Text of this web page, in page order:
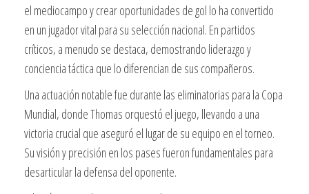
el mediocampo y crear oportunidades de gol lo ha convertido
en un jugador vital para su selección nacional. En partidos
críticos, a menudo se destaca, demostrando liderazgo y
conciencia táctica que lo diferencian de sus compañeros.
Una actuación notable fue durante las eliminatorias para la Copa
Mundial, donde Thomas orquestó el juego, llevando a una
victoria crucial que aseguró el lugar de su equipo en el torneo.
Su visión y precisión en los pases fueron fundamentales para
desarticular la defensa del oponente.